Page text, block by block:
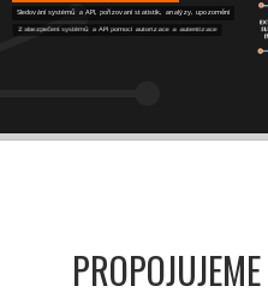
Sledování systémů a API, pořizovaní statistik, analýzy, upozornění
Zabezpečení systémů a API pomocí autorizace a autentizace
PROPOJUJEME